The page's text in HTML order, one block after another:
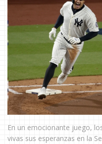
En un emocionante juego,
vivas sus esperanzas en la